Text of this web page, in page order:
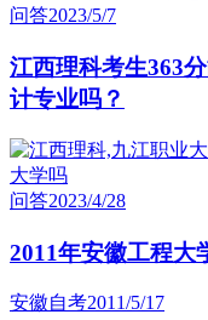
问答2023/5/7
江西理科考生363
计专业吗？
问答2023/4/28
2011年安徽工程大
安徽自考2011/5/17